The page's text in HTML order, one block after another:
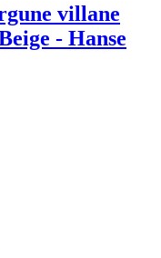
villane
- Hanse